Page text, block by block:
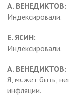
А. ВЕНЕДИКТОВ:
Индексировали.
Е. ЯСИН:
Индексировали.
А. ВЕНЕДИКТОВ:
Я, может быть,
инфляции.